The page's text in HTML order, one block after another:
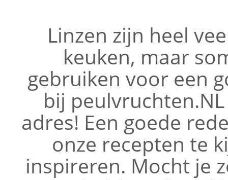
Linzen zijn heel
keuken, maar
gebruiken voor een
bij
adres! Een goede
onze recepten te
inspireren. Mocht je